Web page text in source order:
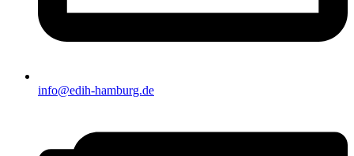
info@edih-hamburg.de